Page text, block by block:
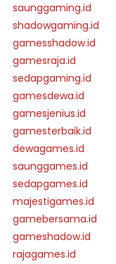
saunggaming.id
shadowgaming.id
gamesshadow.id
gamesraja.id
sedapgaming.id
gamesdewa.id
gamesjenius.id
gamesterbaik.id
dewagames.id
saunggames.id
sedapgames.id
majestigames.id
gamebersama.id
gameshadow.id
rajagames.id